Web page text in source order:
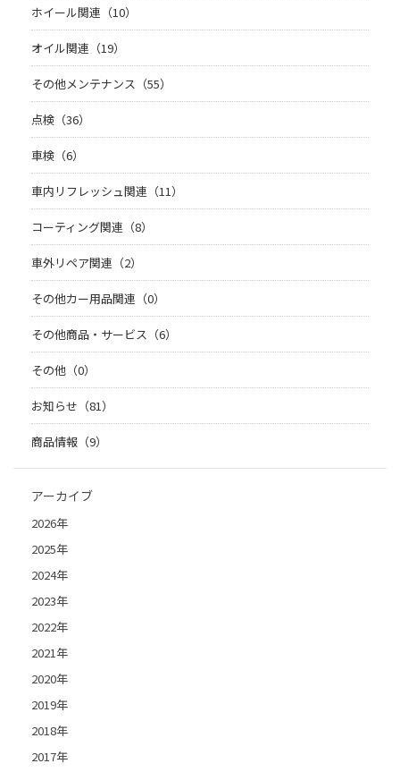
ホイール関連（10）
オイル関連（19）
その他メンテナンス（55）
点検（36）
車検（6）
車内リフレッシュ関連（11）
コーティング関連（8）
車外リペア関連（2）
その他カー用品関連（0）
その他商品・サービス（6）
その他（0）
お知らせ（81）
商品情報（9）
アーカイブ
2026年
2025年
2024年
2023年
2022年
2021年
2020年
2019年
2018年
2017年